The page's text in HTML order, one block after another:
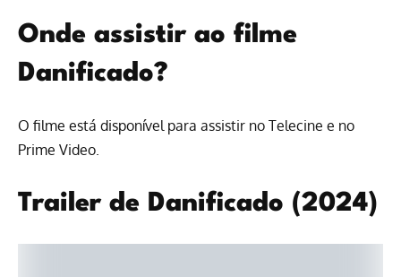
Onde assistir ao filme
Danificado?
O filme está disponível para assistir no Telecine e no
Prime Video
Trailer de Danificado (2024)